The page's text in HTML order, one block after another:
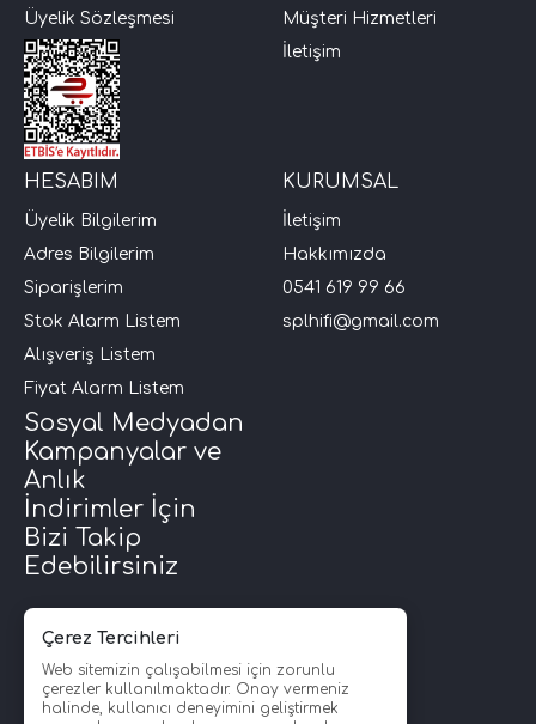
Üyelik Sözleşmesi
Müşteri Hizmetleri
İletişim
HESABIM
Üyelik Bilgilerim
Adres Bilgilerim
Siparişlerim
Stok Alarm Listem
Alışveriş Listem
Fiyat Alarm Listem
KURUMSAL
İletişim
Hakkımızda
0541 619 99 66
splhifi@gmail.com
Sosyal Medyadan
Kampanyalar ve
Anlık
İndirimler İçin
Bizi Takip
Edebilirsiniz
Çerez Tercihleri
Web sitemizin çalışabilmesi için zorunlu
çerezler kullanılmaktadır. Onay vermeniz
halinde, kullanıcı deneyimini geliştirmek